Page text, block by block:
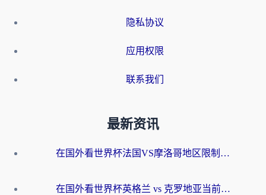
隐私协议
应用权限
联系我们
最新资讯
在国外看世界杯法国VS摩洛哥地区限制？这篇指南让你流畅看中文解说无压力
在国外看世界杯英格兰 vs 克罗地亚当前地区不可播放？这篇指南帮你搞定所有海外观赛难题